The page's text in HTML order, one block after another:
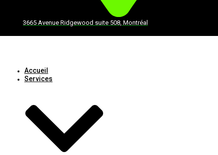
3665 Avenue Ridgewood suite 508, Montréal
Accueil
Services